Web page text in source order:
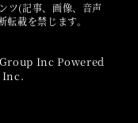
ツ(記事、画像、音声
載を禁じます。
Inc Powered
Inc.